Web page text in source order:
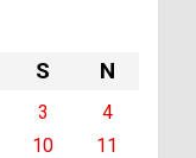
S N
3
4
10
11